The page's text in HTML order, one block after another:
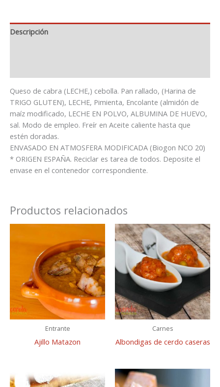
Descripción
Queso de cabra (LECHE,) cebolla. Pan rallado, (Harina de
TRIGO GLUTEN), LECHE, Pimienta, Encolante (almidón de
maíz modificado, LECHE EN POLVO, ALBUMINA DE HUEVO,
sal. Modo de empleo. Freír en Aceite caliente hasta que
estén doradas.
ENVASADO EN ATMOSFERA MODIFICADA (Biogon NCO 20)
* ORIGEN ESPAÑA. Reciclar es tarea de todos. Deposite el
envase en el contenedor correspondiente.
Productos relacionados
Entrante
Ajillo Matazon
Carnes
Albondigas de cerdo caseras